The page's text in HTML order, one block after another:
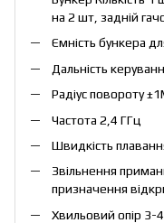
на 2 шт, задній
Ємність бункера
Дальність
Радіус повороту
Частота 2,4 ГГц
Швидкість
Звільнення
призначення
Хвильовий опір 3-